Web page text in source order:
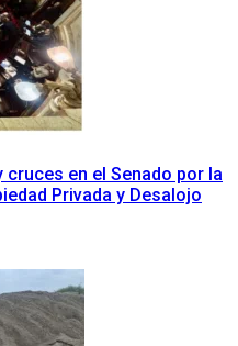
en el Senado por la
Privada y Desalojo